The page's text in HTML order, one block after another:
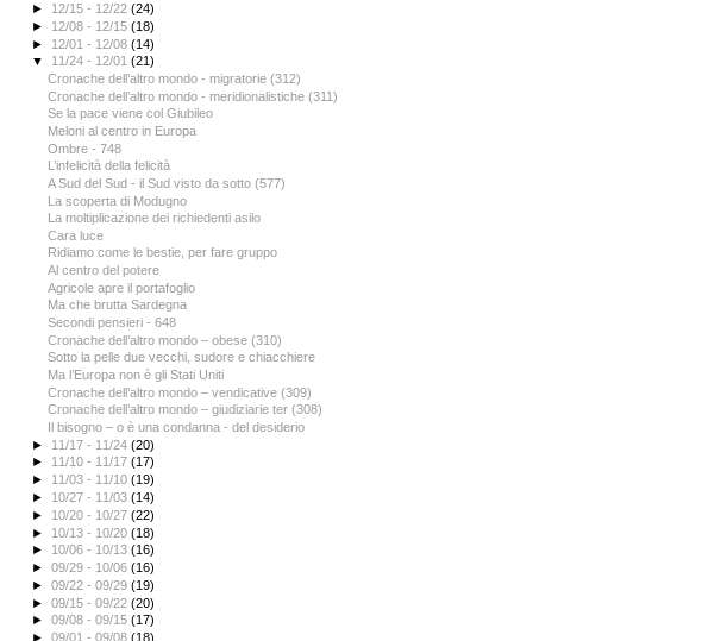
► 12/15 - 12/22(24)
► 12/08 - 12/15(18)
► 12/01 - 12/08(14)
▼ 11/24 - 12/01(21)
Cronache dell’altro mondo - migratorie (312)
Cronache dell’altro mondo - meridionalistiche (311)
Se la pace viene col Giubileo
Meloni al centro in Europa
Ombre - 748
L’infelicità della felicità
A Sud del Sud - il Sud visto da sotto (577)
La scoperta di Modugno
La moltiplicazione dei richiedenti asilo
Cara luce
Ridiamo come le bestie, per fare gruppo
Al centro del potere
Agricole apre il portafoglio
Ma che brutta Sardegna
Secondi pensieri - 648
Cronache dell’altro mondo – obese (310)
Sotto la pelle due vecchi, sudore e chiacchiere
Ma l’Europa non è gli Stati Uniti
Cronache dell’altro mondo – vendicative (309)
Cronache dell’altro mondo – giudiziarie ter (308)
Il bisogno – o è una condanna - del desiderio
► 11/17 - 11/24(20)
► 11/10 - 11/17(17)
► 11/03 - 11/10(19)
► 10/27 - 11/03(14)
► 10/20 - 10/27(22)
► 10/13 - 10/20(18)
► 10/06 - 10/13(16)
►09/29 - 10/06(16)
►09/22 - 09/29(19)
►09/15 - 09/22(20)
►09/08 - 09/15(17)
►09/01 - 09/08(18)